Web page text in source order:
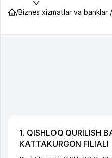
/Biznes xizmatlar va banklar /
1. QISHLOQ QURILISH
KATTAKURGON FILIALI